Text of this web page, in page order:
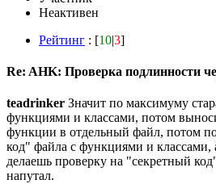
Неактивен
Рейтинг : [10|3]
Re: AHK: Проверка подлинности
teadrinker Значит по максимуму
функциями и классами, потом
функции в отдельный файл, потом
код" файла с функциями и
делаешь проверку на "секретный
напутал.